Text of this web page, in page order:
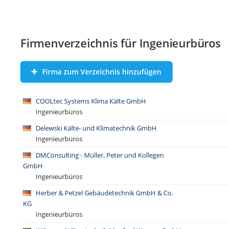
Firmenverzeichnis für Ingenieurbüros
Firma zum Verzeichnis hinzufügen
COOLtec Systems Klima Kälte GmbH
Ingenieurbüros
Delewski Kälte- und Klimatechnik GmbH
Ingenieurbüros
DMConsulting - Müller, Peter und Kollegen
GmbH
Ingenieurbüros
Herber & Petzel Gebäudetechnik GmbH & Co.
KG
Ingenieurbüros